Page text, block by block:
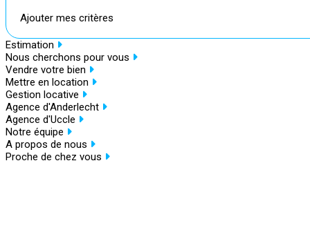
Ajouter mes critères
Estimation
Nous cherchons pour vous
Vendre votre bien
Mettre en location
Gestion locative
Agence d'Anderlecht
Agence d'Uccle
Notre équipe
A propos de nous
Proche de chez vous